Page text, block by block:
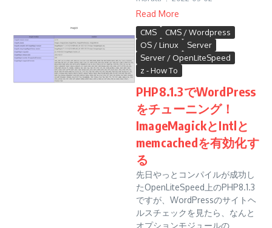
Read More
CMS
CMS / Wordpress
OS / Linux
Server
Server / OpenLiteSpeed
z - How To
PHP8.1.3でWordPress
をチューニング！
ImageMagickとIntlと
memcachedを有効化す
る
先日やっとコンパイルが成功し
たOpenLiteSpeed上のPHP8.1.3
ですが、WordPressのサイトヘ
ルスチェックを見たら、なんと
オプションモジュールの